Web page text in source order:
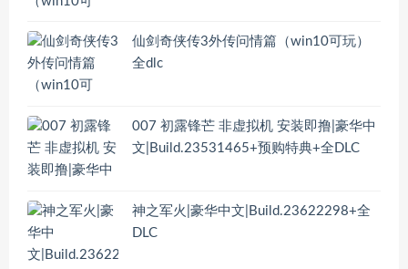
仙剑奇侠传3外传问情篇（win10可玩）
全dlc
007 初露锋芒 非虚拟机 安装即撸|豪华中
文|Build.23531465+预购特典+全DLC
神之军火|豪华中文|Build.23622298+全
DLC